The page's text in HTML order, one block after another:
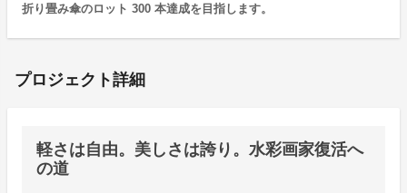
折り畳み傘のロット 300 本達成を目指します。
プロジェクト詳細
軽さは自由。美しさは誇り。水彩画家復活へ
の道